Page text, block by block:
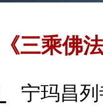
《三乘佛
宁玛昌